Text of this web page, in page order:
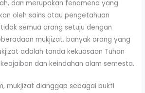
dan merupakan fenomena yang
oleh sains atau pengetahuan
semua orang setuju dengan
mukjizat, banyak orang yang
adalah tanda kekuasaan Tuhan
dan keindahan alam semesta.
mukjizat dianggap sebagai bukti